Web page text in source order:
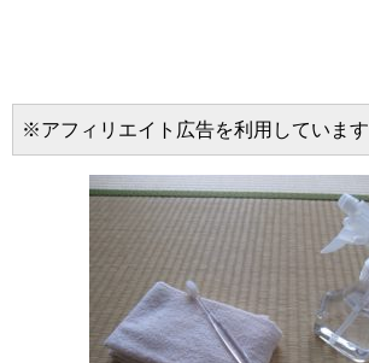
※アフィリエイト広告を利用しています